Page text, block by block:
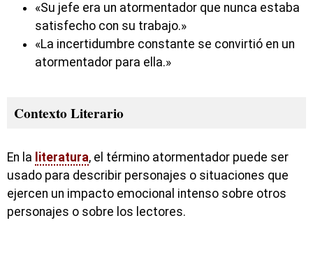
«Su jefe era un atormentador que nunca estaba
satisfecho con su trabajo.»
«La incertidumbre constante se convirtió en un
atormentador para ella.»
Contexto Literario
En la literatura, el término atormentador puede ser
usado para describir personajes o situaciones que
ejercen un impacto emocional intenso sobre otros
personajes o sobre los lectores.